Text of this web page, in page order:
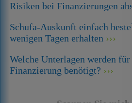
Risiken bei Finanzierungen
Schufa-Auskunft einfach
wenigen Tagen erhalten
Welche Unterlagen werden für
Finanzierung benötigt?